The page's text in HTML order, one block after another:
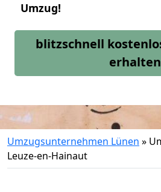
Umzug!
blitzschnell
erhalten
Umzugsunternehmen Lünen »
Leuze-en-Hainaut